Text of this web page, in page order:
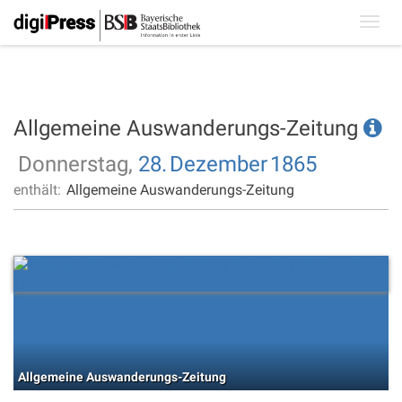
Allgemeine Auswanderungs-Zeitung
Donnerstag, 28. Dezember1865
enthält: Allgemeine Auswanderungs-Zeitung
Allgemeine Auswanderungs-Zeitung